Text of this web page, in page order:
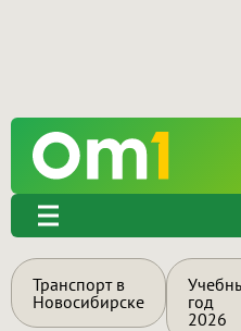
Транспорт в
Новосибирске
год
2026